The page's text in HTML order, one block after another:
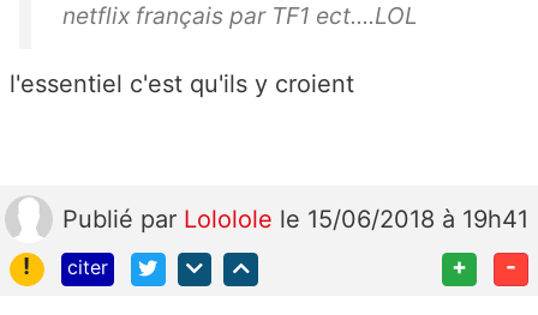
netflix français par TF1 ect....LOL
l'essentiel c'est qu'ils y croient
Publié par Lololole le 15/06/2018 à 19h41
!
citer + -